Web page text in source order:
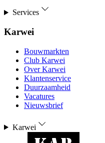
Services
Karwei
Bouwmarkten
Club Karwei
Over Karwei
Klantenservice
Duurzaamheid
Vacatures
Nieuwsbrief
Karwei